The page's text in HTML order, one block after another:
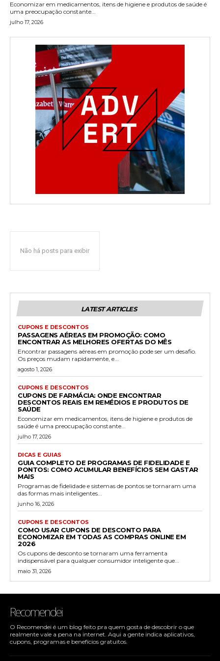
Economizar em medicamentos, itens de higiene e produtos de saúde é
uma preocupação constante...
julho 17, 2026
Não há posts para exibir
LATEST ARTICLES
CUPONS E DESCONTOS
PASSAGENS AÉREAS EM PROMOÇÃO: COMO
ENCONTRAR AS MELHORES OFERTAS DO MÊS
Encontrar passagens aéreas em promoção pode ser um desafio.
Os preços mudam rapidamente, e...
agosto 1, 2026
CUPONS E DESCONTOS
CUPONS DE FARMÁCIA: ONDE ENCONTRAR
DESCONTOS REAIS EM REMÉDIOS E PRODUTOS DE
SAÚDE
Economizar em medicamentos, itens de higiene e produtos de
saúde é uma preocupação constante...
julho 17, 2026
DICAS E GUIAS
GUIA COMPLETO DE PROGRAMAS DE FIDELIDADE E
PONTOS: COMO ACUMULAR BENEFÍCIOS SEM GASTAR
MAIS
Programas de fidelidade e sistemas de pontos se tornaram uma
das formas mais inteligentes...
junho 16, 2026
CUPONS E DESCONTOS
COMO USAR CUPONS DE DESCONTO PARA
ECONOMIZAR EM TODAS AS COMPRAS ONLINE EM
2026
Os cupons de desconto se tornaram uma ferramenta
indispensável para qualquer consumidor inteligente que...
maio 31, 2026
Recomendei
O Recomendei é um blog feito pra quem gosta de descobrir o que
realmente vale a pena na internet. Aqui a gente indica aplicativos,
cupons, programas e benefícios gratuitos.